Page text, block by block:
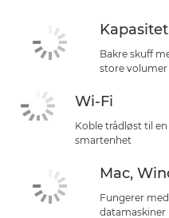
Bakre skuff
store volumer
Wi-Fi
Koble trådløst til
smartenhet
Mac,
Fungerer
datamaskiner